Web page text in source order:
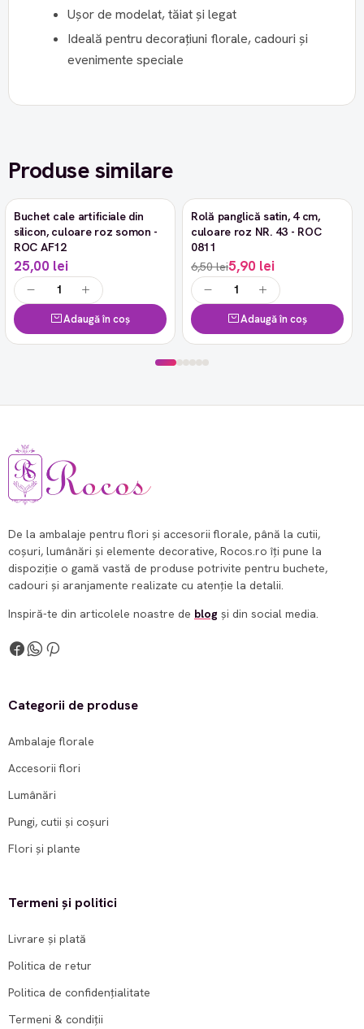
Ușor de modelat, tăiat și legat
Ideală pentru decorațiuni florale, cadouri și
evenimente speciale
Produse similare
Buchet cale artificiale din
silicon, culoare roz somon -
ROC AF12
25,00 lei
Adaugă în coș
-9%
Rolă panglică satin, 4 cm,
culoare roz NR. 43 - ROC
0811
6,50 lei5,90 lei
Adaugă în coș
De la ambalaje pentru flori și accesorii florale, până la cutii,
coșuri, lumânări și elemente decorative, Rocos.ro îți pune la
dispoziție o gamă vastă de produse potrivite pentru buchete,
cadouri și aranjamente realizate cu atenție la detalii.
Inspiră-te din articolele noastre de blog și din social media.
Categorii de produse
Ambalaje florale
Accesorii flori
Lumânări
Pungi, cutii și coșuri
Flori și plante
Termeni și politici
Livrare și plată
Politica de retur
Politica de confidențialitate
Termeni & condiții